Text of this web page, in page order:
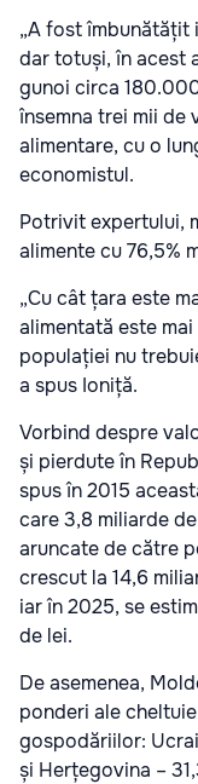
„A fost îmbunătățit
dar totuși, în acest
gunoi circa
însemna trei mii de
alimentare, cu o
economistul.
Potrivit expertului,
alimente cu 76,5%
„Cu cât țara este
alimentată este
populației nu
a spus Ioniță.
Vorbind despre
și pierdute în
spus în 2015
care 3,8 miliarde
aruncate de către
crescut la 14,6
iar în 2025, se
de lei.
De asemenea,
ponderi ale
gospodăriilor:
și Herțegovina –